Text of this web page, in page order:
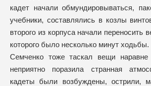
кадет начали обмундировываться,
учебники, составлялись в козлы
второго из корпуса начали переносить
которого было несколько минут ходьбы.
Семченко тоже таскал вещи
неприятно поразила странная
кадеты были возбуждены, острили,